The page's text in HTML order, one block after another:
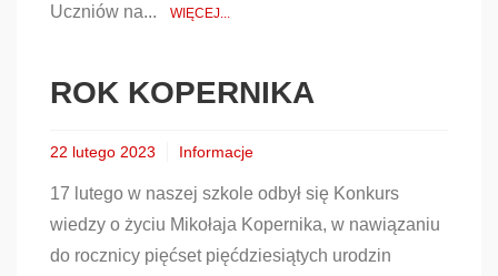
Uczniów na...
WIĘCEJ...
ROK KOPERNIKA
22 lutego 2023 Informacje
17 lutego w naszej szkole odbył się Konkurs
wiedzy o życiu Mikołaja Kopernika, w nawiązaniu
do rocznicy pięćset pięćdziesiątych urodzin